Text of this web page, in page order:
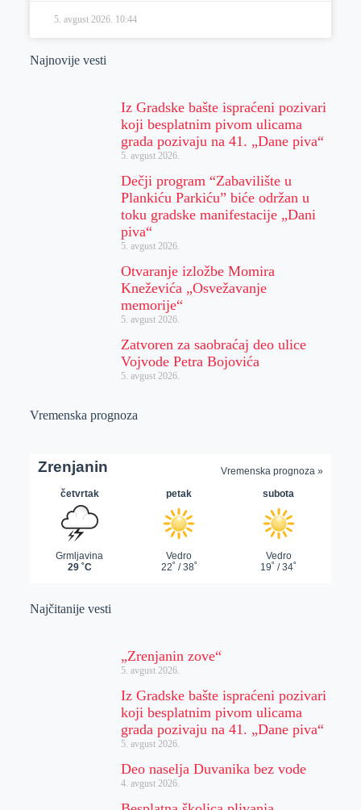
5. avgust 2026. 10:44
Najnovije vesti
Iz Gradske bašte ispraćeni pozivari
koji besplatnim pivom ulicama
grada pozivaju na 41. „Dane piva“
5. avgust 2026.
Dečji program “Zabavilište u
Plankiću Parkiću” biće održan u
toku gradske manifestacije „Dani
piva“
5. avgust 2026.
Otvaranje izložbe Momira
Kneževića „Osvežavanje
memorije“
5. avgust 2026.
Zatvoren za saobraćaj deo ulice
Vojvode Petra Bojovića
5. avgust 2026.
Vremenska prognoza
Najčitanije vesti
„Zrenjanin zove“
5. avgust 2026.
Iz Gradske bašte ispraćeni pozivari
koji besplatnim pivom ulicama
grada pozivaju na 41. „Dane piva“
5. avgust 2026.
Deo naselja Duvanika bez vode
4. avgust 2026.